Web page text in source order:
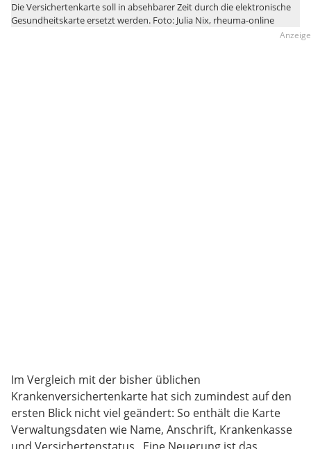
Die Versichertenkarte soll in absehbarer Zeit durch die elektronische
Gesundheitskarte ersetzt werden. Foto: Julia Nix, rheuma-online
Im Vergleich mit der bisher üblichen
Krankenversichertenkarte hat sich zumindest auf den
ersten Blick nicht viel geändert: So enthält die Karte
Verwaltungsdaten wie Name, Anschrift, Krankenkasse